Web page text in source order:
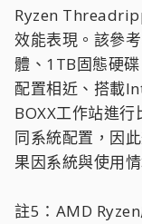
Ryzen
效能表現。該參
體、1TB固態硬
配置相近、搭載
BOXX工作站進
同系統配置，因
果因系統與使用
註5：AMD